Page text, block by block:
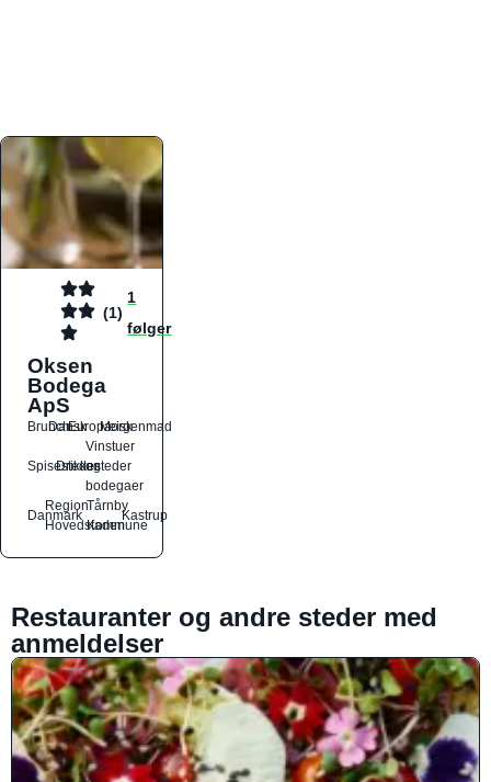
(1)
1
følger
Oksen
Bodega
ApS
Brunch
DanskEuropæiskMorgenmad
Spisesteder
Drikkesteder
Vinstuer
og
bodegaer
Danmark
Region
Hovedstaden
Tårnby
Kommune
Kastrup
Restauranter og andre steder med
anmeldelser